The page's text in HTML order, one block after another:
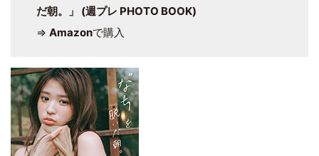
だ朝。」 (週プレ PHOTO BOOK)
⇒ Amazonで購入